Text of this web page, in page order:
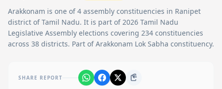
Arakkonam is one of4 assembly constituencies in Ranipet
district of Tamil Nadu. It is part of 2026 Tamil Nadu
Legislative Assembly elections covering 234 constituencies
across 38 districts. Part of Arakkonam Lok Sabha constituency.
SHARE REPORT